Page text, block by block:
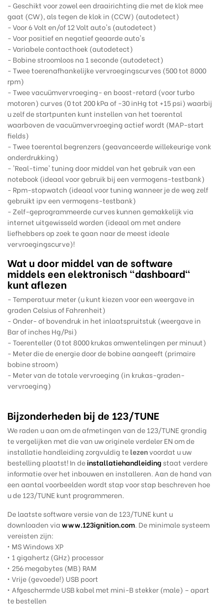
- Geschikt voor zowel een draairichting die met de klok mee
gaat (CW), als tegen de klok in (CCW) (autodetect)
- Voor 6 Volt en/of 12 Volt auto's (autodetect)
- Voor positief en negatief geaarde auto's
- Variabele contacthoek (autodetect)
- Bobine stroomloos na 1 seconde (autodetect)
- Twee toerenafhankelijke vervroegingscurves (500 tot 8000
rpm)
- Twee vacuümvervroeging- en boost-retard (voor turbo
motoren) curves (0 tot 200 kPa of -30 inHg tot +15 psi) waarbij
u zelf de startpunten kunt instellen van het toerental
waarboven de vacuümvervroeging actief wordt (MAP-start
fields)
- Twee toerental begrenzers (geavanceerde willekeurige vonk
onderdrukking)
- 'Real-time' tuning door middel van het gebruik van een
notebook (ideaal voor gebruik bij een vermogens-testbank)
- Rpm-stopwatch (ideaal voor tuning wanneer je de weg zelf
gebruikt ipv een vermogens-testbank)
- Zelf-geprogrammeerde curves kunnen gemakkelijk via
internet uitgewisseld worden (ideaal om met andere
liefhebbers op zoek te gaan naar de meest ideale
vervroegingscurve)!
Wat u door middel van de software
middels een elektronisch "dashboard"
kunt aflezen
- Temperatuur meter (u kunt kiezen voor een weergave in
graden Celsius of Fahrenheit)
- Onder- of bovendruk in het inlaatspruitstuk (weergave in
Bar of inches Hg/Psi)
- Toerenteller (0 tot 8000 krukas omwentelingen per minuut)
- Meter die de energie door de bobine aangeeft (primaire
bobine stroom)
- Meter van de totale vervroeging (in krukas-graden-
vervroeging)
Bijzonderheden bij de 123/TUNE
We raden u aan om de afmetingen van de 123/TUNE grondig
te vergelijken met die van uw originele verdeler EN om de
installatie handleiding zorgvuldig telezenvoordat u uw
bestelling plaatst! In deinstallatiehandleiding staat verdere
informatie over het inbouwen en installeren. Aan de hand van
een aantal voorbeelden wordt stap voor stap beschreven hoe
u de 123/TUNE kunt programmeren.
De laatste software versie van de 123/TUNE kunt u
downloaden viawww.123ignition.com. De minimale systeem
vereisten zijn:
• MS Windows XP
• 1 gigahertz (GHz) processor
• 256 megabytes (MB) RAM
• Vrije (gevoede!) USB poort
• Afgeschermde USB kabel met mini-B stekker (male) – apart
te bestellen